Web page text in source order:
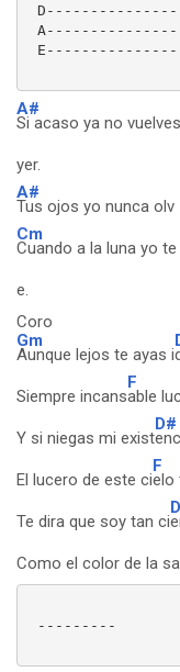
A#
Si acaso ya no
yer.
A#
Tus ojos yo nunca olv
Cm
Cuando a la luna yo te
e.
Coro
Gm
Aunque lejos te ayas i
Siempre incans
F
able
Y si niegas mi exist
D#
El lucero de este ci
F
elo
Te dira que soy tan ci
Como el color de la
---------